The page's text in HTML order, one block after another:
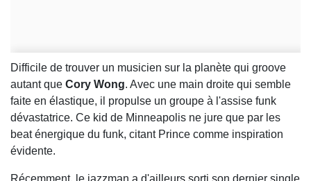
Difficile de trouver un musicien sur la planète qui groove
autant que Cory Wong. Avec une main droite qui semble
faite en élastique, il propulse un groupe à l'assise funk
dévastatrice. Ce kid de Minneapolis ne jure que par les
beat énergique du funk, citant Prince comme inspiration
évidente.
Récemment, le jazzman a d'ailleurs sorti son dernier single